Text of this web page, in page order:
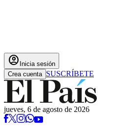
account_circle Inicia sesión
Crea cuenta SUSCRÍBETE
jueves, 6 de agosto de 2026